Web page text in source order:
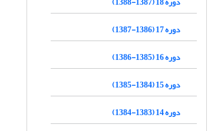
دوره 17 (1386-1387)
دوره 16 (1385-1386)
دوره 15 (1384-1385)
دوره 14 (1383-1384)